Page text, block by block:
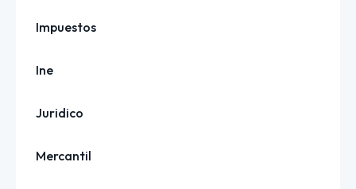
Impuestos
Ine
Juridico
Mercantil